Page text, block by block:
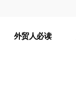
外贸人必读